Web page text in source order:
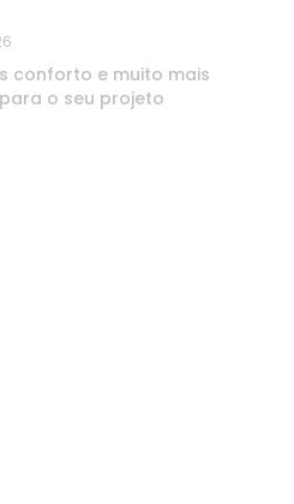
conforto e muito mais
o seu projeto